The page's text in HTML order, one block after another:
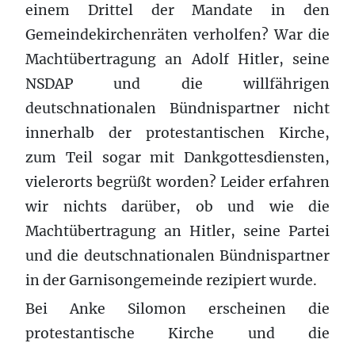
einem Drittel der Mandate in den
Gemeindekirchenräten verholfen? War die
Machtübertragung an Adolf Hitler, seine
NSDAP und die willfährigen
deutschnationalen Bündnispartner nicht
innerhalb der protestantischen Kirche,
zum Teil sogar mit Dankgottesdiensten,
vielerorts begrüßt worden? Leider erfahren
wir nichts darüber, ob und wie die
Machtübertragung an Hitler, seine Partei
und die deutschnationalen Bündnispartner
in der Garnisongemeinde rezipiert wurde.
Bei Anke Silomon erscheinen die
protestantische Kirche und die